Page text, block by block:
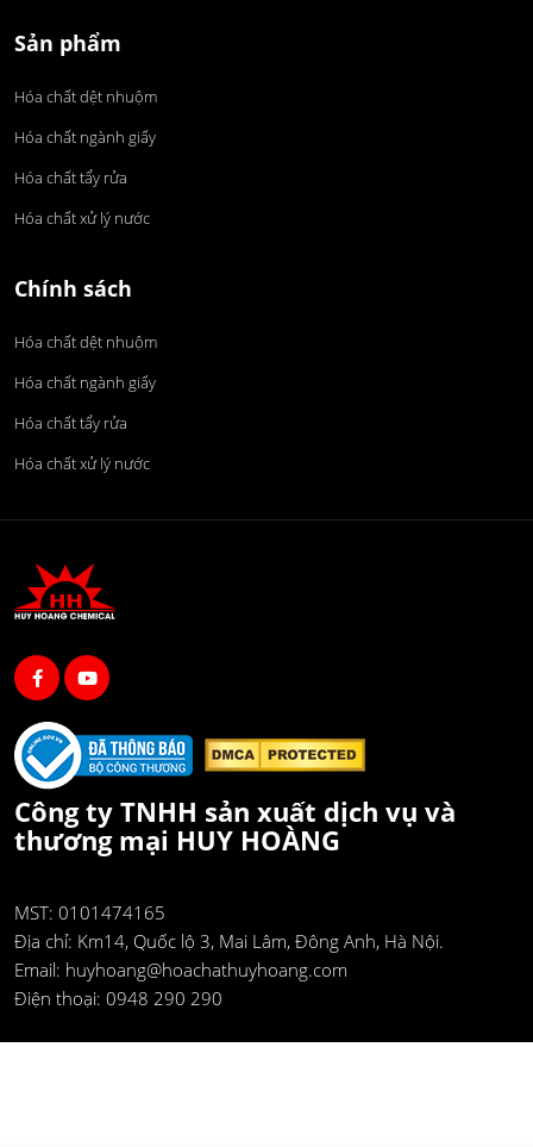
Sản phẩm
Hóa chất dệt nhuộm
Hóa chất ngành giấy
Hóa chất tẩy rửa
Hóa chất xử lý nước
Chính sách
Hóa chất dệt nhuộm
Hóa chất ngành giấy
Hóa chất tẩy rửa
Hóa chất xử lý nước
Công ty TNHH sản xuất dịch vụ và
thương mại HUY HOÀNG
MST: 0101474165
Địa chỉ: Km14, Quốc lộ 3, Mai Lâm, Đông Anh, Hà Nội.
Email: huyhoang@hoachathuyhoang.com
Điện thoại: 0948 290 290